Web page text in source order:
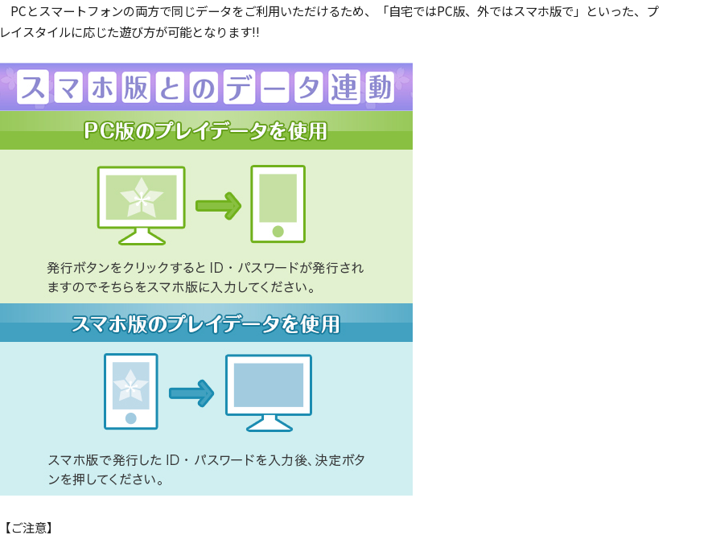
PCとスマートフォンの両方で同じデータをご利用いただけるため、「自宅ではPC版、外ではスマホ版で」といった、プ
レイスタイルに応じた遊び方が可能となります!!
【ご注意】